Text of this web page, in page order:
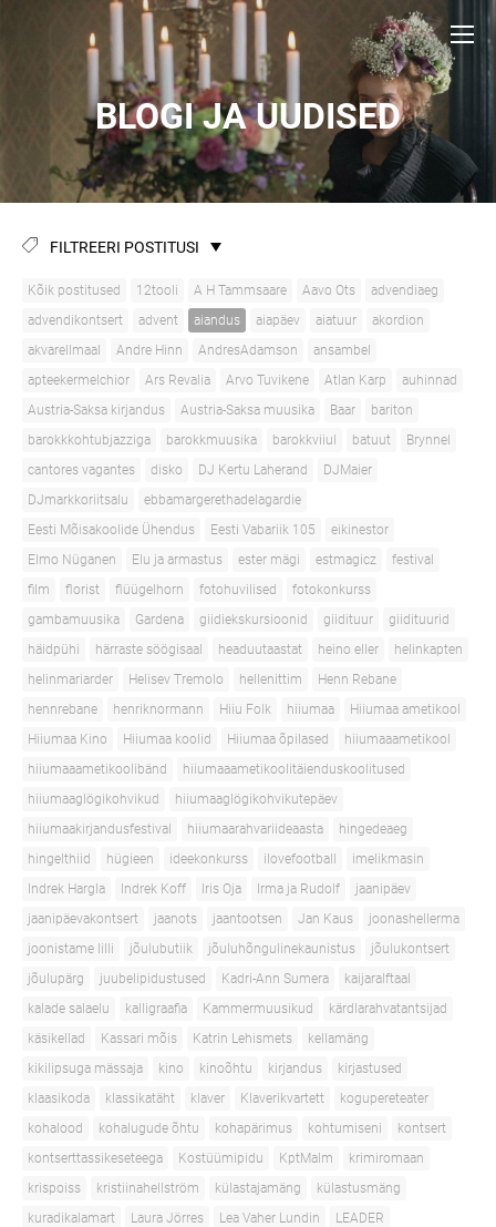
BLOGI JA UUDISED
FILTREERI POSTITUSI
Kõik postitused 12tooli A H Tammsaare Aavo Ots
advendiaeg
advendikontsert
advent aiandus aiapäev aiatuur
akordion
akvarellmaal
Andre Hinn AndresAdamson
ansambel
apteekermelchior
Ars Revalia Arvo Tuvikene Atlan Karp
auhinnad
Austria-Saksa kirjandus
Austria-Saksa muusika Baar
bariton
barokkkohtubjazziga
barokkmuusika barokkviiul batuut
Brynnel
cantores vagantes
disko DJ Kertu Laherand
DJMaier
DJmarkkoriitsalu
ebbamargerethadelagardie
Eesti Mõisakoolide Ühendus
Eesti Vabariik 105
eikinestor
Elmo Nüganen
Elu ja armastus ester mägi estmagicz
festival
film
florist flüügelhorn fotohuvilised
fotokonkurss
gambamuusika
Gardena giidiekskursioonid giidituur
giidituurid
häidpühi
härraste söögisaal headuutaastat heino eller
helinkapten
helinmariarder
Helisev Tremolo hellenittim
Henn Rebane
hennrebane
henriknormann Hiiu Folk hiiumaa
Hiiumaa ametikool
Hiiumaa Kino
Hiiumaa koolid Hiiumaa õpilased
hiiumaaametikool
hiiumaaametikoolibänd
hiiumaaametikoolitäienduskoolitused
hiiumaaglögikohvikud
hiiumaaglögikohvikutepäev
hiiumaakirjandusfestival
hiiumaarahvariideaasta
hingedeaeg
hingelthiid
hügieen ideekonkurss ilovefootball
imelikmasin
Indrek Hargla
Indrek Koff Iris Oja Irma ja Rudolf
jaanipäev
jaanipäevakontsert
jaanots jaantootsen Jan Kaus
joonashellerma
joonistame lilli
jõulubutiik jõuluhõngulinekaunistus
jõulukontsert
jõulupärg
juubelipidustused Kadri-Ann Sumera
kaijaralftaal
kalade salaelu
kalligraafia Kammermuusikud
kärdlarahvatantsijad
käsikellad
Kassari mõis Katrin Lehismets
kellamäng
kikilipsuga mässaja
kino kinoõhtu kirjandus
kirjastused
klaasikoda
klassikatäht klaver Klaverikvartett
kogupereteater
kohalood
kohalugude õhtu kohapärimus kohtumiseni
kontsert
kontserttassikeseteega
Kostüümipidu KptMalm
krimiromaan
krispoiss
kristiinahellström külastajamäng
külastusmäng
kuradikalamart
Laura Jörres Lea Vaher Lundin
LEADER